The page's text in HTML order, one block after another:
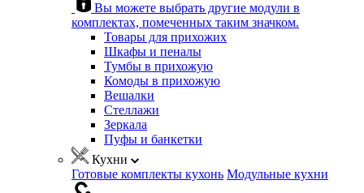
Вы можете выбрать другие модули в
комплектах, помеченных таким значком.
Товары для прихожих
Шкафы и пеналы
Тумбы в прихожую
Комоды в прихожую
Вешалки
Стеллажи
Зеркала
Пуфы и банкетки
Кухни
Готовые комплекты кухонь Модульные кухни